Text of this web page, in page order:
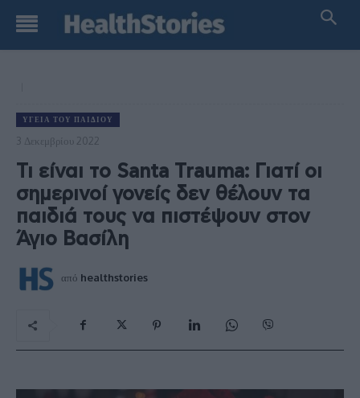
ΥΓΕΊΑ ΤΟΥ ΠΑΙΔΙΟΎ
3 Δεκεμβρίου 2022
Τι είναι το Santa Trauma: Γιατί οι
σημερινοί γονείς δεν θέλουν τα
παιδιά τους να πιστέψουν στον
Άγιο Βασίλη
από healthstories